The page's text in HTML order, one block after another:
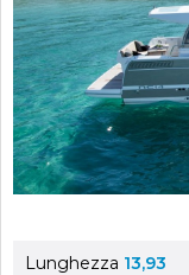
Lunghezza 13,93